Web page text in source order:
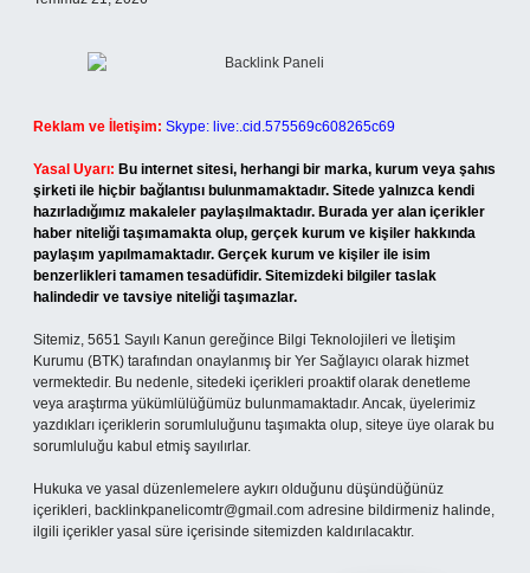
Reklam ve İletişim: Skype: live:.cid.575569c608265c69
Yasal Uyarı: Bu internet sitesi, herhangi bir marka, kurum veya şahıs
şirketi ile hiçbir bağlantısı bulunmamaktadır. Sitede yalnızca kendi
hazırladığımız makaleler paylaşılmaktadır. Burada yer alan içerikler
haber niteliği taşımamakta olup, gerçek kurum ve kişiler hakkında
paylaşım yapılmamaktadır. Gerçek kurum ve kişiler ile isim
benzerlikleri tamamen tesadüfidir. Sitemizdeki bilgiler taslak
halindedir ve tavsiye niteliği taşımazlar.
Sitemiz, 5651 Sayılı Kanun gereğince Bilgi Teknolojileri ve İletişim
Kurumu (BTK) tarafından onaylanmış bir Yer Sağlayıcı olarak hizmet
vermektedir. Bu nedenle, sitedeki içerikleri proaktif olarak denetleme
veya araştırma yükümlülüğümüz bulunmamaktadır. Ancak, üyelerimiz
yazdıkları içeriklerin sorumluluğunu taşımakta olup, siteye üye olarak bu
sorumluluğu kabul etmiş sayılırlar.
Hukuka ve yasal düzenlemelere aykırı olduğunu düşündüğünüz
içerikleri, backlinkpanelicomtr@gmail.com adresine bildirmeniz halinde,
ilgili içerikler yasal süre içerisinde sitemizden kaldırılacaktır.